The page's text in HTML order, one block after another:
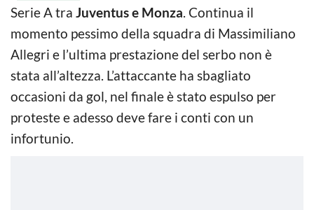
Serie A tra Juventus e Monza. Continua il
momento pessimo della squadra di Massimiliano
Allegri e l’ultima prestazione del serbo non è
stata all’altezza. L’attaccante ha sbagliato
occasioni da gol, nel finale è stato espulso per
proteste e adesso deve fare i conti con un
infortunio.